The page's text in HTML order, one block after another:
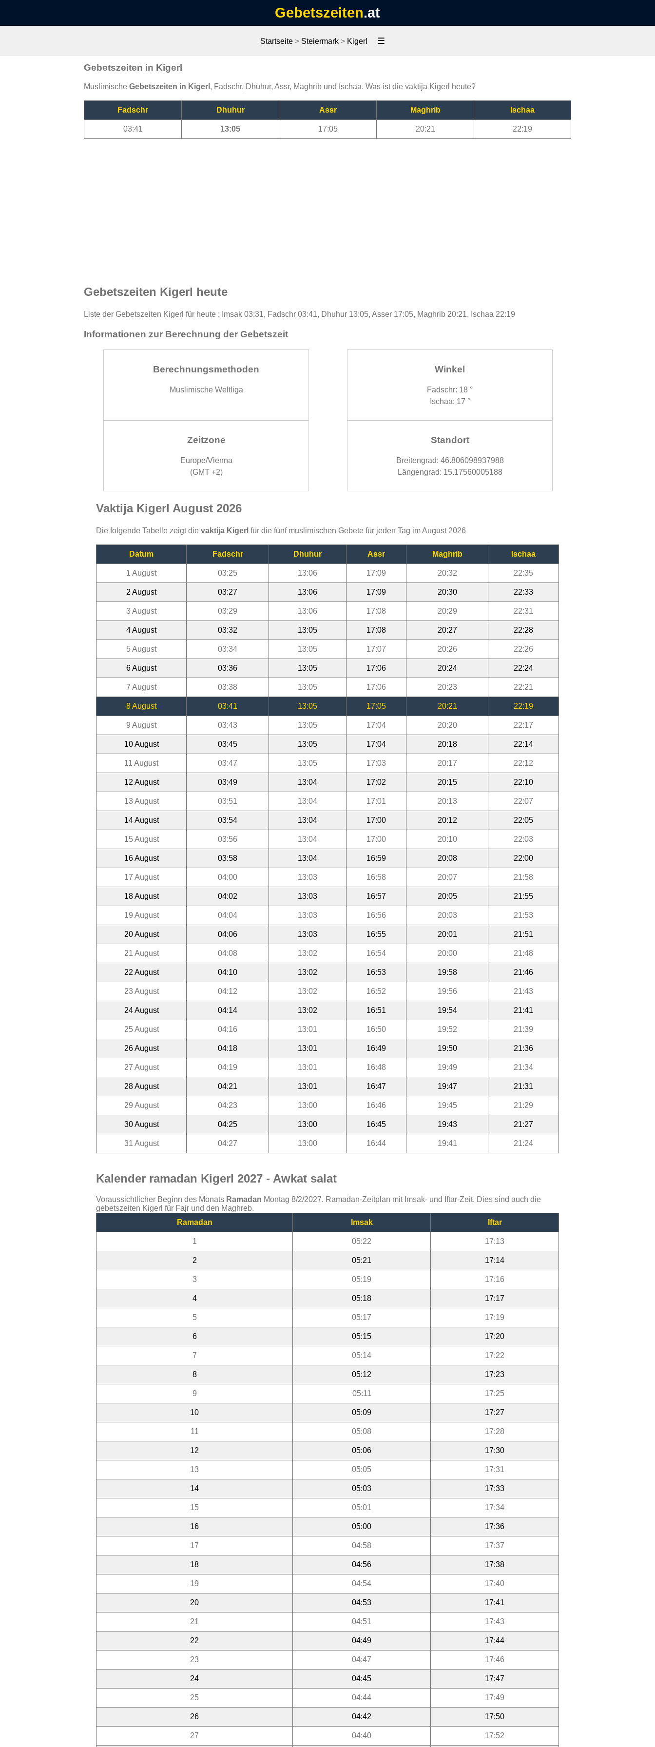
Gebetszeiten.at
Startseite > Steiermark > Kigerl ☰
Gebetszeiten in Kigerl
Muslimische Gebetszeiten in Kigerl , Fadschr, Dhuhur, Assr, Maghrib und Ischaa. Was ist die vaktija Kigerl heute?
Fadschr Dhuhur Assr Maghrib Ischaa
03:41 13:05 17:05 20:21 22:19
Gebetszeiten Kigerl heute
Liste der Gebetszeiten Kigerl für heute : Imsak 03:31, Fadschr 03:41, Dhuhur 13:05, Asser 17:05, Maghrib 20:21, Ischaa 22:19
Informationen zur Berechnung der Gebetszeit
Berechnungsmethoden
Muslimische Weltliga
Winkel
Fadschr: 18 °
Ischaa: 17 °
Zeitzone
Europe/Vienna
(GMT +2)
Standort
Breitengrad: 46.806098937988
Längengrad: 15.17560005188
Vaktija Kigerl August 2026
Die folgende Tabelle zeigt die vaktija Kigerl für die fünf muslimischen Gebete für jeden Tag im August 2026
Datum Fadschr Dhuhur Assr Maghrib Ischaa
1 August 03:25 13:06 17:09 20:32 22:35
2 August 03:27 13:06 17:09 20:30 22:33
3 August 03:29 13:06 17:08 20:29 22:31
4 August 03:32 13:05 17:08 20:27 22:28
5 August 03:34 13:05 17:07 20:26 22:26
6 August 03:36 13:05 17:06 20:24 22:24
7 August 03:38 13:05 17:06 20:23 22:21
8 August 03:41 13:05 17:05 20:21 22:19
9 August 03:43 13:05 17:04 20:20 22:17
10 August 03:45 13:05 17:04 20:18 22:14
11 August 03:47 13:05 17:03 20:17 22:12
12 August 03:49 13:04 17:02 20:15 22:10
13 August 03:51 13:04 17:01 20:13 22:07
14 August 03:54 13:04 17:00 20:12 22:05
15 August 03:56 13:04 17:00 20:10 22:03
16 August 03:58 13:04 16:59 20:08 22:00
17 August 04:00 13:03 16:58 20:07 21:58
18 August 04:02 13:03 16:57 20:05 21:55
19 August 04:04 13:03 16:56 20:03 21:53
20 August 04:06 13:03 16:55 20:01 21:51
21 August 04:08 13:02 16:54 20:00 21:48
22 August 04:10 13:02 16:53 19:58 21:46
23 August 04:12 13:02 16:52 19:56 21:43
24 August 04:14 13:02 16:51 19:54 21:41
25 August 04:16 13:01 16:50 19:52 21:39
26 August 04:18 13:01 16:49 19:50 21:36
27 August 04:19 13:01 16:48 19:49 21:34
28 August 04:21 13:01 16:47 19:47 21:31
29 August 04:23 13:00 16:46 19:45 21:29
30 August 04:25 13:00 16:45 19:43 21:27
31 August 04:27 13:00 16:44 19:41 21:24
Kalender ramadan Kigerl 2027 - Awkat salat
Voraussichtlicher Beginn des Monats Ramadan Montag 8/2/2027. Ramadan-Zeitplan mit Imsak- und Iftar-Zeit. Dies sind auch die
gebetszeiten Kigerl für Fajr und den Maghreb.
Ramadan
Imsak Iftar
1 05:22 17:13
2 05:21 17:14
3 05:19 17:16
4 05:18 17:17
5 05:17 17:19
6 05:15 17:20
7 05:14 17:22
8 05:12 17:23
9 05:11 17:25
10 05:09 17:27
11 05:08 17:28
12 05:06 17:30
13 05:05 17:31
14 05:03 17:33
15 05:01 17:34
16 05:00 17:36
17 04:58 17:37
18 04:56 17:38
19 04:54 17:40
20 04:53 17:41
21 04:51 17:43
22 04:49 17:44
23 04:47 17:46
24 04:45 17:47
25 04:44 17:49
26 04:42 17:50
27 04:40 17:52